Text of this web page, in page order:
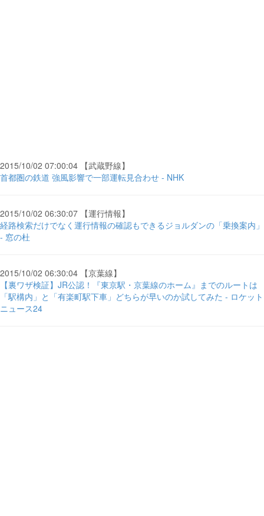
2015/10/02 07:00:04 【武蔵野線】
首都圏の鉄道 強風影響で一部運転見合わせ - NHK
2015/10/02 06:30:07 【運行情報】
経路検索だけでなく運行情報の確認もできるジョルダンの「乗換案内」
- 窓の杜
2015/10/02 06:30:04 【京葉線】
【裏ワザ検証】JR公認！『東京駅・京葉線のホーム』までのルートは
「駅構内」と「有楽町駅下車」どちらが早いのか試してみた - ロケット
ニュース24